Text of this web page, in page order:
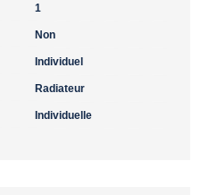
1
Non
Individuel
Radiateur
Individuelle